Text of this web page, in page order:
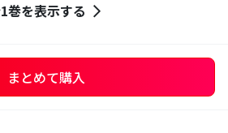
巻を表示する
まとめて購入